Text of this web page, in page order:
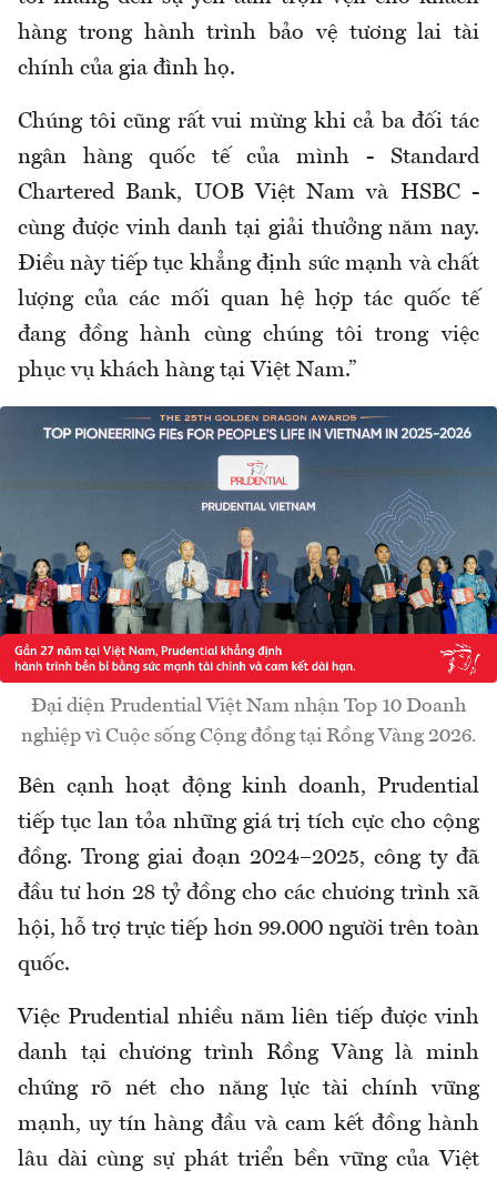
hàng trong hành trình bảo vệ tương lai tài
chính của gia đình họ.
Chúng tôi cũng rất vui mừng khi cả ba đối tác
ngân hàng quốc tế của mình - Standard
Chartered Bank, UOB Việt Nam và HSBC -
cùng được vinh danh tại giải thưởng năm nay.
Điều này tiếp tục khẳng định sức mạnh và chất
lượng của các mối quan hệ hợp tác quốc tế
đang đồng hành cùng chúng tôi trong việc
phục vụ khách hàng tại Việt Nam.”
Đại diện Prudential Việt Nam nhận Top 10 Doanh
nghiệp vì Cuộc sống Cộng đồng tại Rồng Vàng 2026.
Bên cạnh hoạt động kinh doanh, Prudential
tiếp tục lan tỏa những giá trị tích cực cho cộng
đồng. Trong giai đoạn 2024–2025, công ty đã
đầu tư hơn 28 tỷ đồng cho các chương trình xã
hội, hỗ trợ trực tiếp hơn 99.000 người trên toàn
quốc.
Việc Prudential nhiều năm liên tiếp được vinh
danh tại chương trình Rồng Vàng là minh
chứng rõ nét cho năng lực tài chính vững
mạnh, uy tín hàng đầu và cam kết đồng hành
lâu dài cùng sự phát triển bền vững của Việt